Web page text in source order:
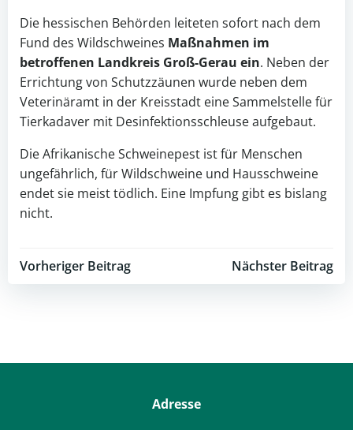
Die hessischen Behörden leiteten sofort nach dem
Fund des Wildschweines Maßnahmen im
betroffenen Landkreis Groß-Gerau ein. Neben der
Errichtung von Schutzzäunen wurde neben dem
Veterinäramt in der Kreisstadt eine Sammelstelle für
Tierkadaver mit Desinfektionsschleuse aufgebaut.
Die Afrikanische Schweinepest ist für Menschen
ungefährlich, für Wildschweine und Hausschweine
endet sie meist tödlich. Eine Impfung gibt es bislang
nicht.
Post
Vorheriger Beitrag
PostNächster Beitrag
Adresse